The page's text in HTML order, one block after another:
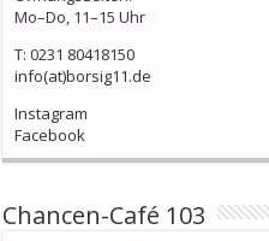
Mo–Do, 11–15 Uhr
T: 0231 80418150
info(at)borsig11.de
Instagram
Facebook
Chancen-Café 103